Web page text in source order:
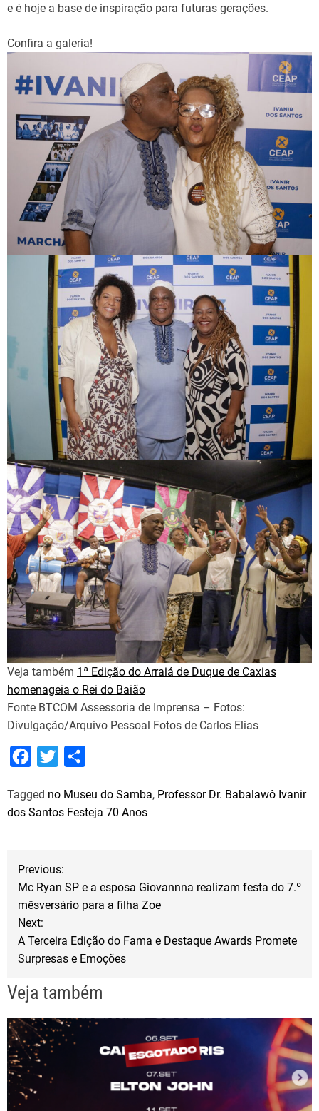
e é hoje a base de inspiração para futuras gerações.
Confira a galeria!
Veja também 1ª Edição do Arraiá de Duque de Caxias
homenageia o Rei do Baião
Fonte BTCOM Assessoria de Imprensa – Fotos:
Divulgação/Arquivo Pessoal Fotos de Carlos Elias
c
e
o
k
i
t
r
a
r
Tagged no Museu do Samba, Professor Dr. Babalawô Ivanir
dos Santos Festeja 70 Anos
N
g
a
ç
ã
Previous:
Mc Ryan SP e a esposa Giovannna realizam festa do 7.º
mêsversário para a filha Zoe
Next:
A Terceira Edição do Fama e Destaque Awards Promete
Surpresas e Emoções
Veja também